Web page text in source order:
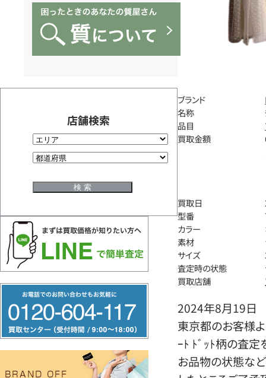
店舗検索
リ
ー
ブランド
名称
品目
買取金額
買取日
型番
カラー
素材
サイズ
査定時の状態
買取店舗
2024年8月19日
東京都のお客様よ
ｰﾄ ﾄﾞｯﾄ柄の査定
お品物の状態など